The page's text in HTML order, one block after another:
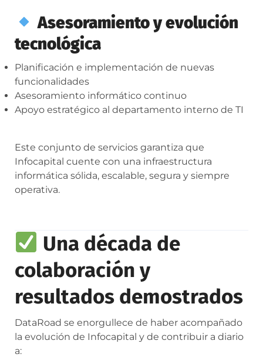
Asesoramiento y evolución
tecnológica
Planificación e implementación de nuevas
funcionalidades
Asesoramiento informático continuo
Apoyo estratégico al departamento interno de TI
Este conjunto de servicios garantiza que
Infocapital cuente con una infraestructura
informática sólida, escalable, segura y siempre
operativa.
Una década de
colaboración y
resultados demostrados
DataRoad se enorgullece de haber acompañado
la evolución de Infocapital y de contribuir a diario
a: